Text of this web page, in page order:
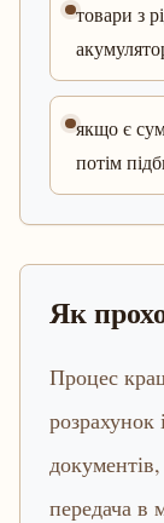
товари з
якщо є
потім
Як
Процес
розрахунок
передача в